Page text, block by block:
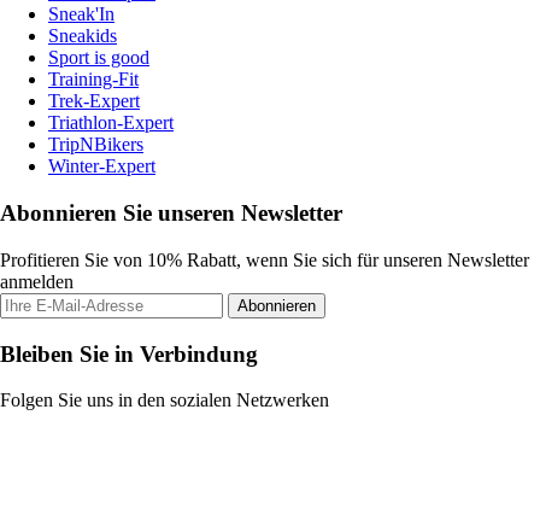
Sneak'In
Sneakids
Sport is good
Training-Fit
Trek-Expert
Triathlon-Expert
TripNBikers
Winter-Expert
Abonnieren Sie unseren Newsletter
Profitieren Sie von 10% Rabatt, wenn Sie sich für unseren Newsletter
anmelden
Abonnieren
Bleiben Sie in Verbindung
Folgen Sie uns in den sozialen Netzwerken